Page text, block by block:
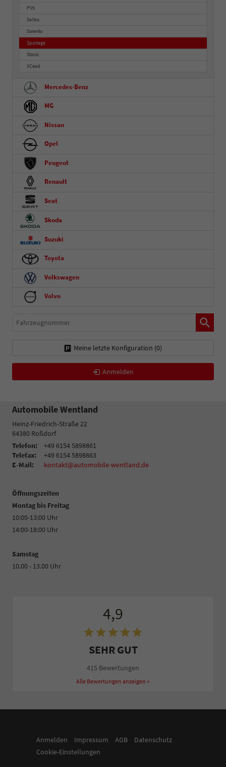
PV5
Seltos
Sorento
Sportage
Stonic
XCeed
Mercedes-Benz
MG
Nissan
Opel
Peugeot
Renault
Seat
Skoda
Suzuki
Toyota
Volkswagen
Volvo
Fahrzeugnummer
Meine letzte Konfiguration (0)
Anmelden
Automobile Wentland
Heinz-Friedrich-Straße 22
64380 Roßdorf
Telefon:
+49 6154 5898861
Telefax:
+49 6154 5898863
E-Mail:
kontakt@automobile-wentland.de
Öffnungszeiten
Montag bis Freitag
10:00-13:00 Uhr
14:00-18:00 Uhr
Samstag
10.00 - 13.00 Uhr
4,9
SEHR GUT
415 Bewertungen
Alle Bewertungen anzeigen >
Anmelden Impressum AGB
Datenschutz
Cookie-Einstellungen